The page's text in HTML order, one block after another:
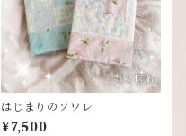
はじまりのソワレ
¥7,500